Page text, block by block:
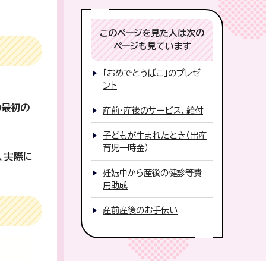
最初の
実際に
このページを見た人は次の
ページも見ています
「おめでとうばこ」のプレゼ
ント
産前・産後のサービス、給付
子どもが生まれたとき（出産
育児一時金）
妊娠中から産後の健診等費
用助成
産前産後のお手伝い